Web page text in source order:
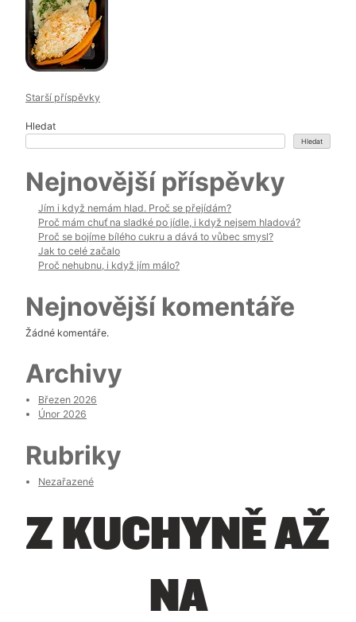
Navigace
pro
příspěvky
Starší příspěvky
Hledat
Hledat
Nejnovější příspěvky
Jím i když nemám hlad. Proč se přejídám?
Proč mám chuť na sladké po jídle, i když nejsem hladová?
Proč se bojíme bílého cukru a dává to vůbec smysl?
Jak to celé začalo
Proč nehubnu, i když jím málo?
Nejnovější komentáře
Žádné komentáře.
Archivy
Březen 2026
Únor 2026
Rubriky
Nezařazené
Z KUCHYNĚ AŽ
NA